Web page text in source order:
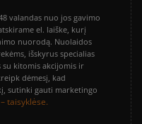
valandas nuo jos gavimo
el. laiške, kurį
nuorodą. Nuolaidos
išskyrus specialias
kitomis akcijomis ir
dėmesį, kad
sutinki gauti marketingo
taisyklėse.